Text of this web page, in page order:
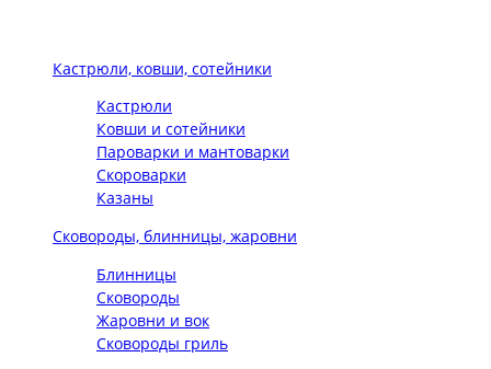
Кастрюли, ковши, сотейники
Кастрюли
Ковши и сотейники
Пароварки и мантоварки
Скороварки
Казаны
Сковороды, блинницы, жаровни
Блинницы
Сковороды
Жаровни и вок
Сковороды гриль